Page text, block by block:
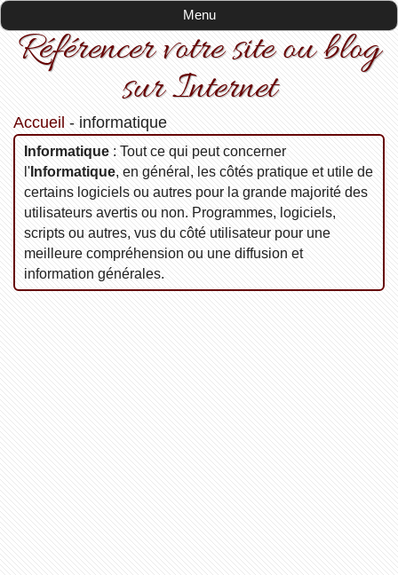
Menu
Référencer votre site ou blog
sur Internet
Accueil - informatique
informatique: Tout ce qui peut concerner
l'Informatique, en général, les côtés pratique et utile de
certains logiciels ou autres pour la grande majorité des
utilisateurs avertis ou non. Programmes, logiciels,
scripts ou autres, vus du côté utilisateur pour une
meilleure compréhension ou une diffusion et
information générales.